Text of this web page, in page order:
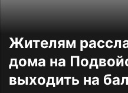
Жителям
дома на
выходить на